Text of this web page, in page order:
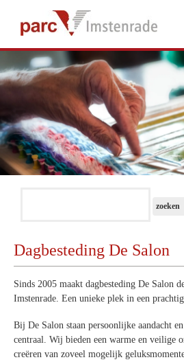
Dagbesteding De Salon
Sinds 2005 maakt dagbesteding De Salon
Imstenrade. Een unieke plek in een
Bij De Salon staan persoonlijke aandacht
centraal. Wij bieden een warme en veilige
creëren van zoveel mogelijk